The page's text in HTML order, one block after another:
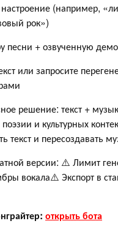
(например,
рок»)
песни + озвученную
или запросите
решение: текст +
и культурных
текст и пересоздавать
версии: ⚠️ Лимит
вокала⚠️ Экспорт в
открыть бота